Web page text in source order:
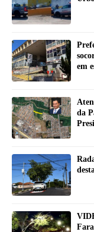
em
da